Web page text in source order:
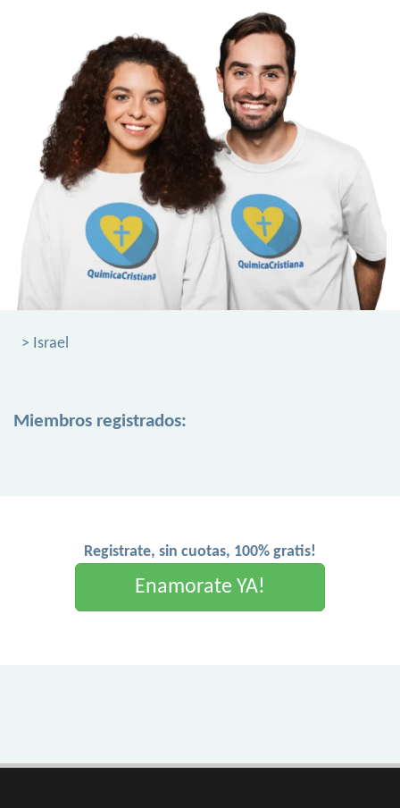
> Israel
Miembros registrados:
Registrate, sin cuotas, 100% gratis!
Enamorate YA!